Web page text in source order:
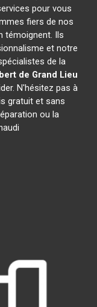
pour vous
fiers de nos
témoignent. Ils
et notre
de la
de Grand Lieu
N'hésitez pas à
gratuit et sans
ou la